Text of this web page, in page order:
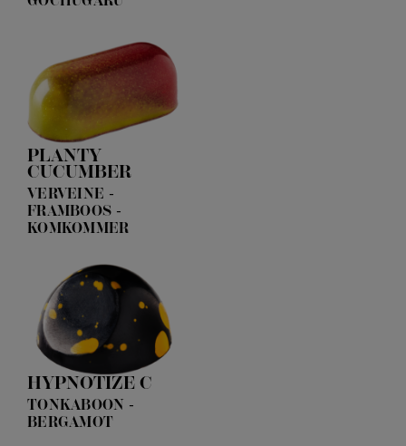
PLANTY
CUCUMBER
VERVEINE -
FRAMBOOS -
KOMKOMMER
HYPNOTIZE C
TONKABOON -
BERGAMOT